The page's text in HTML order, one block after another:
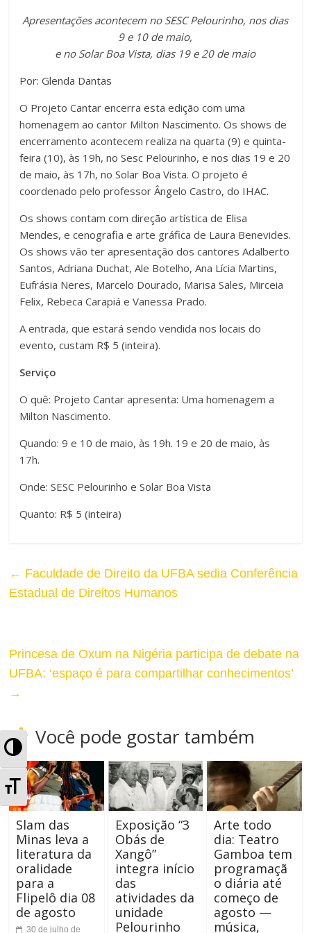
A
t
A
c
e
b
o
k
tt
er
at
s
A
p
m
p
h
ar
Apresentações acontecem no SESC Pelourinho, nos dias
9 e 10 de maio,
e no Solar Boa Vista, dias 19 e 20 de maio
Por: Glenda Dantas
O Projeto Cantar encerra esta edição com uma
homenagem ao cantor Milton Nascimento. Os shows de
encerramento acontecem realiza na quarta (9) e quinta-
feira (10), às 19h, no Sesc Pelourinho, e nos dias 19 e 20
de maio, às 17h, no Solar Boa Vista. O projeto é
coordenado pelo professor Ângelo Castro, do IHAC.
Os shows contam com direção artística de Elisa
Mendes, e cenografia e arte gráfica de Laura Benevides.
Os shows vão ter apresentação dos cantores Adalberto
Santos, Adriana Duchat, Ale Botelho, Ana Lícia Martins,
Eufrásia Neres, Marcelo Dourado, Marisa Sales, Mirceia
Felix, Rebeca Carapiá e Vanessa Prado.
A entrada, que estará sendo vendida nos locais do
evento, custam R$ 5 (inteira).
Serviço
O quê: Projeto Cantar apresenta: Uma homenagem a
Milton Nascimento.
Quando: 9 e 10 de maio, às 19h. 19 e 20 de maio, às
17h.
Onde: SESC Pelourinho e Solar Boa Vista
Quanto: R$ 5 (inteira)
← Faculdade de Direito da UFBA sedia Conferência
Estadual de Direitos Humanos
Princesa de Oxum na Nigéria participa de debate na
UFBA: ‘espaço é para compartilhar conhecimentos’
→
Você pode gostar também
Slam das
Minas leva a
literatura da
oralidade
para a
Flipelô dia 08
de agosto
30 de julho de
Exposição “3
Obás de
Xangô”
integra início
das
atividades da
unidade
Pelourinho
Arte todo
dia: Teatro
Gamboa tem
programaçã
o diária até
começo de
agosto —
música,